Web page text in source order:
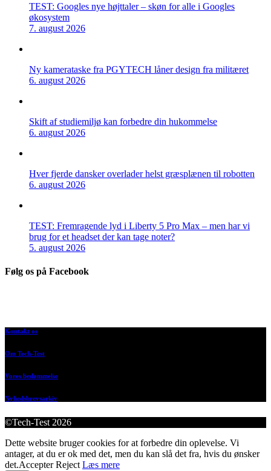
TEST: Googles nye højttaler – skøn for alle i Googles
økosystem
7. august 2026
Ny kamerataske fra PGYTECH låner design fra militæret
6. august 2026
Skift af studiemiljø kan forbedre din hukommelse
6. august 2026
Hver fjerde dansker overlader helst græsplænen til robotten
6. august 2026
TEST: Fremragende lyd i Liberty 5 Pro Max – men har vi
brug for et headset der kan tage noter?
5. august 2026
Følg os på Facebook
Kontakt os
Om Tech-Test
Vores bedømmelse
Nyhedsbrevsarkiv
©Tech-Test 2026
Dette website bruger cookies for at forbedre din oplevelse. Vi
antager, at du er ok med det, men du kan slå det fra, hvis du ønsker
det.Accepter Reject Læs mere